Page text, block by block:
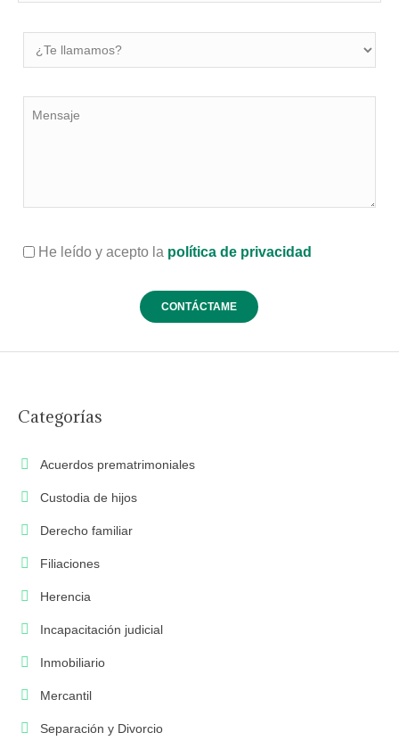
He leído y acepto la política de privacidad
Categorías
Acuerdos prematrimoniales
Custodia de hijos
Derecho familiar
Filiaciones
Herencia
Incapacitación judicial
Inmobiliario
Mercantil
Separación y Divorcio